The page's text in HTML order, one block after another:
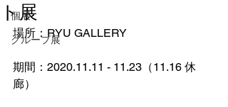
個展
グループ展
ト展
場所：RYU GALLERY
期間：2020.11.11 - 11.23（11.16 休
廊）